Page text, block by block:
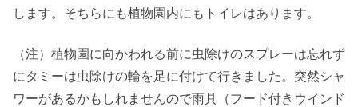
します。そちらにも植物園内にもトイレはあります。
（注）植物園に向かわれる前に虫除けのスプレーは忘れず
にタミーは虫除けの輪を足に付けて行きました。突然シャ
ワーがあるかもしれませんので雨具（フード付きウインド